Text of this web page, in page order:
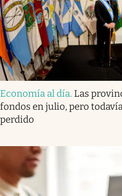
Economía al día. Las
fondos en julio, pero
perdido